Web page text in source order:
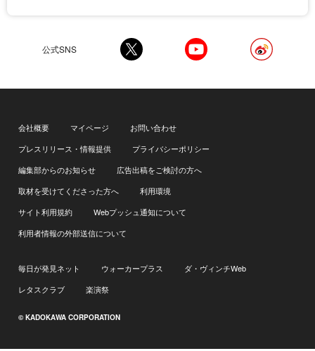
公式SNS
会社概要 マイページ
お問い合わせ
プレスリリース・情報提供
プライバシーポリシー
編集部からのお知らせ
広告出稿をご検討の方へ
取材を受けてくださった方へ
利用環境
サイト利用規約
Webプッシュ通知について
利用者情報の外部送信について
毎日が発見ネット ウォーカープラス
ダ・ヴィンチWeb
レタスクラブ
楽演祭
© KADOKAWA CORPORATION